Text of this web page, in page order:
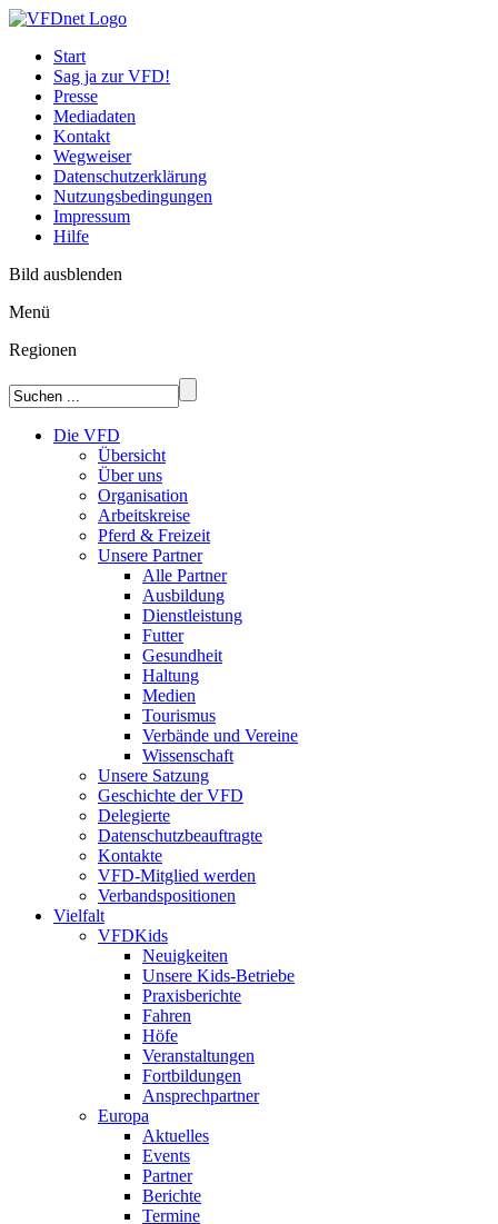
Start
Sag ja zur VFD!
Presse
Mediadaten
Kontakt
Wegweiser
Datenschutzerklärung
Nutzungsbedingungen
Impressum
Hilfe
Bild ausblenden
Menü
Regionen
Die VFD
Übersicht
Über uns
Organisation
Arbeitskreise
Pferd & Freizeit
Unsere Partner
Alle Partner
Ausbildung
Dienstleistung
Futter
Gesundheit
Haltung
Medien
Tourismus
Verbände und Vereine
Wissenschaft
Unsere Satzung
Geschichte der VFD
Delegierte
Datenschutzbeauftragte
Kontakte
VFD-Mitglied werden
Verbandspositionen
Vielfalt
VFDKids
Neuigkeiten
Unsere Kids-Betriebe
Praxisberichte
Fahren
Höfe
Veranstaltungen
Fortbildungen
Ansprechpartner
Europa
Aktuelles
Events
Partner
Berichte
Termine